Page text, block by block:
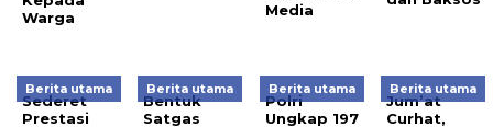
Warga
Media
Berita utama
Sederet
Prestasi
Berita utama
Bentuk
Satgas
Berita utama
Polri
Ungkap 197
Berita utama
Jum’at
Curhat,